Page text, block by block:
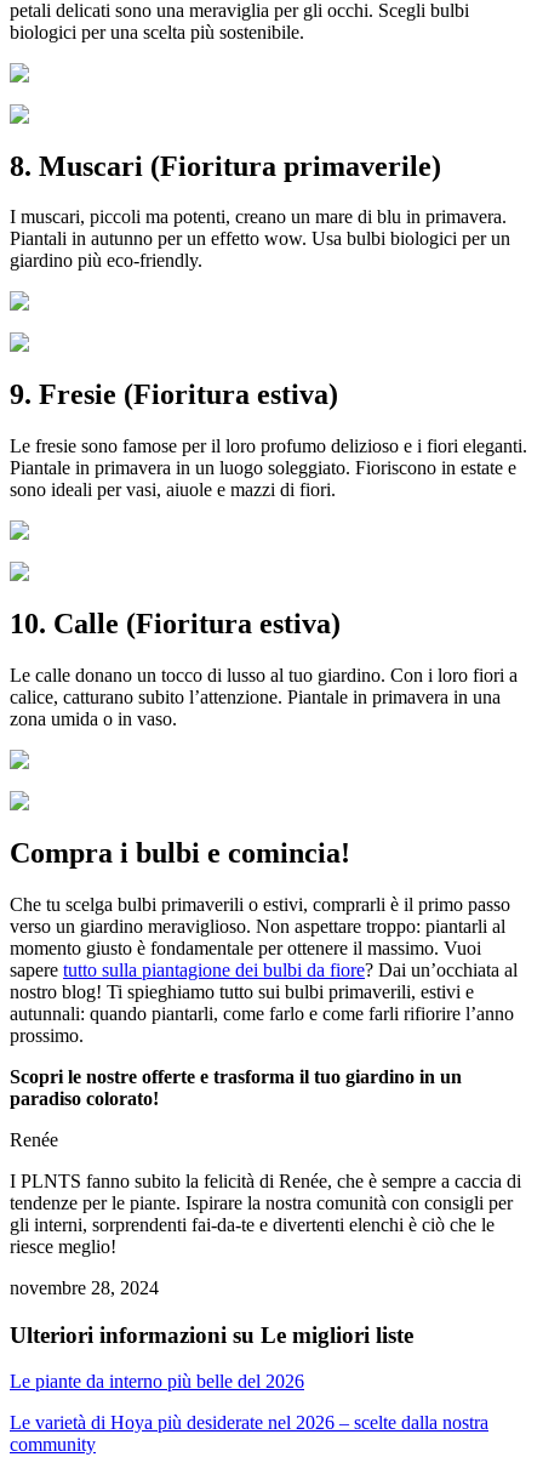
petali delicati sono una meraviglia per gli occhi. Scegli bulbi
biologici per una scelta più sostenibile.
8. Muscari (Fioritura primaverile)
I muscari, piccoli ma potenti, creano un mare di blu in primavera.
Piantali in autunno per un effetto wow. Usa bulbi biologici per un
giardino più eco-friendly.
9. Fresie (Fioritura estiva)
Le fresie sono famose per il loro profumo delizioso e i fiori eleganti.
Piantale in primavera in un luogo soleggiato. Fioriscono in estate e
sono ideali per vasi, aiuole e mazzi di fiori.
10. Calle (Fioritura estiva)
Le calle donano un tocco di lusso al tuo giardino. Con i loro fiori a
calice, catturano subito l’attenzione. Piantale in primavera in una
zona umida o in vaso.
Compra i bulbi e comincia!
Che tu scelga bulbi primaverili o estivi, comprarli è il primo passo
verso un giardino meraviglioso. Non aspettare troppo: piantarli al
momento giusto è fondamentale per ottenere il massimo. Vuoi
sapere tutto sulla piantagione dei bulbi da fiore? Dai un’occhiata al
nostro blog! Ti spieghiamo tutto sui bulbi primaverili, estivi e
autunnali: quando piantarli, come farlo e come farli rifiorire l’anno
prossimo.
Scopri le nostre offerte e trasforma il tuo giardino in un
paradiso colorato!
Renée
I PLNTS fanno subito la felicità di Renée, che è sempre a caccia di
tendenze per le piante. Ispirare la nostra comunità con consigli per
gli interni, sorprendenti fai-da-te e divertenti elenchi è ciò che le
riesce meglio!
novembre 28, 2024
Ulteriori informazioni su Le migliori liste
Le piante da interno più belle del 2026
Le varietà di Hoya più desiderate nel 2026 – scelte dalla nostra
community